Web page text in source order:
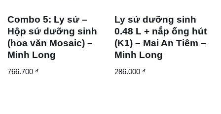
Combo 5: Ly sứ –
Hộp sứ dưỡng sinh
(hoa văn Mosaic) –
Minh Long
766.700 ₫
Ly sứ dưỡng sinh
0.48 L + nắp ống hút
(K1) – Mai An Tiêm –
Minh Long
286.000 ₫